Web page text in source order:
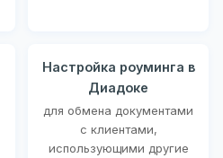
Настройка роуминга в
Диадоке
для обмена документами
с клиентами,
использующими другие